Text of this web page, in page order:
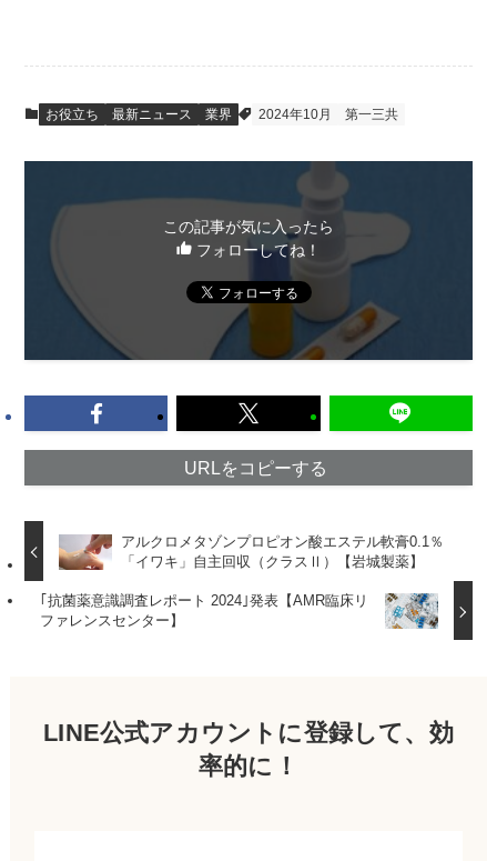
お役立ち 最新ニュース 業界 2024年10月 第一三共
この記事が気に入ったら
フォローしてね！
URLをコピーする
アルクロメタゾンプロピオン酸エステル軟膏0.1％
「イワキ」自主回収（クラスⅡ）【岩城製薬】
｢抗菌薬意識調査レポート 2024｣発表【AMR臨床リ
ファレンスセンター】
LINE公式アカウントに登録して、効
率的に！